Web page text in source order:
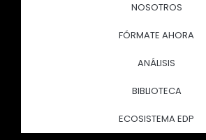
NOSOTROS
FÓRMATE AHORA
ANÁLISIS
BIBLIOTECA
ECOSISTEMA EDP